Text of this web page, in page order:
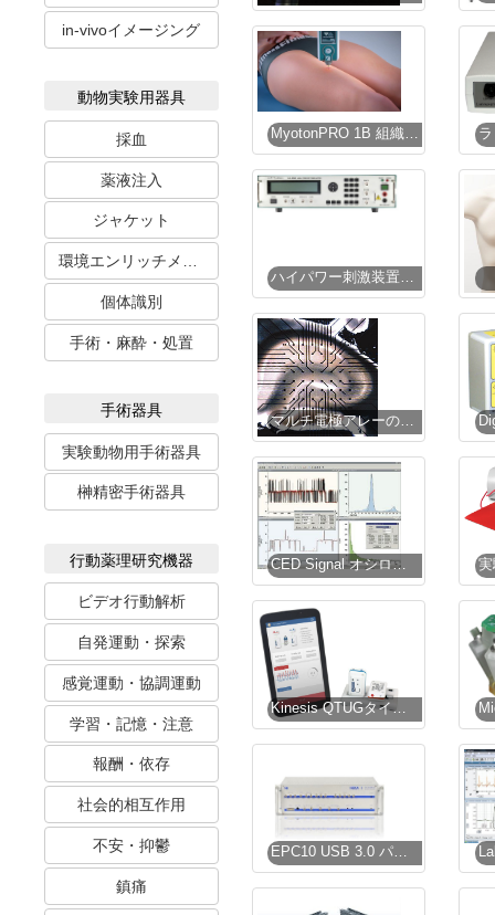
in-vivoイメージング
動物実験用器具
採血
薬液注入
ジャケット
個体識別
手術・麻酔・処置
手術器具
実験動物用手術器具
榊精密手術器具
行動薬理研究機器
ビデオ行動解析
自発運動・探索
感覚運動・協調運動
学習・記憶・注意
報酬・依存
社会的相互作用
不安・抑鬱
鎮痛
MyotonPRO 1B 組織硬度計
ハイパワー刺激装置・アイソレータ
マルチ電極アレーの適用例
CED Signal オシロスコープ記録解析装置
Kinesis QTUGタイムドアップアンドゴーテストシステム
EPC10 USB 3.0 パッチクランプアンプ